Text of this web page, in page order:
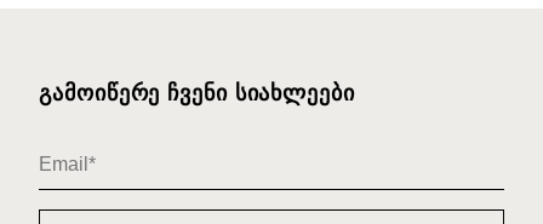
ᲒᲐᲛᲝᲘᲬᲔᲠᲔ ᲩᲕᲔᲜᲘ ᲡᲘᲐᲮᲚᲔᲔᲑᲘ